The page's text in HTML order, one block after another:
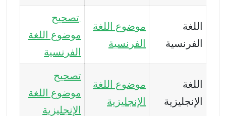
اللغة
الفرنسية
موضوع اللغة
الفرنسية
تصحيح
موضوع اللغة
الفرنسية
اللغة
الإنجليزية
موضوع اللغة
الإنجليزية
تصحيح
موضوع اللغة
الإنجليزية